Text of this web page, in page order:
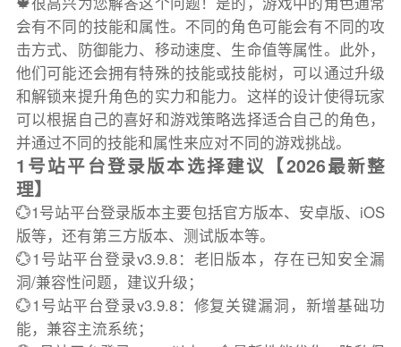
会有不同的技能和属性。不同的角色可能会有不同的攻
击方式、防御能力、移动速度、生命值等属性。此外，
他们可能还会拥有特殊的技能或技能树，可以通过升级
和解锁来提升角色的实力和能力。这样的设计使得玩家
可以根据自己的喜好和游戏策略选择适合自己的角色，
并通过不同的技能和属性来应对不同的游戏挑战。
1号站平台登录版本选择建议【2026最新整
理】
💮1号站平台登录版本主要包括官方版本、安卓版、iOS
版等，还有第三方版本、测试版本等。
💮1号站平台登录v3.9.8：老旧版本，存在已知安全漏
洞/兼容性问题，建议升级；
💮1号站平台登录v3.9.8：修复关键漏洞，新增基础功
能，兼容主流系统；